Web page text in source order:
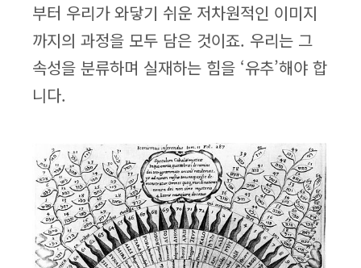
부터 우리가 와닿기 쉬운 저차원적인 이미지
까지의 과정을 모두 담은 것이죠. 우리는 그
속성을 분류하며 실재하는 힘을 ‘유추’해야 합
니다.